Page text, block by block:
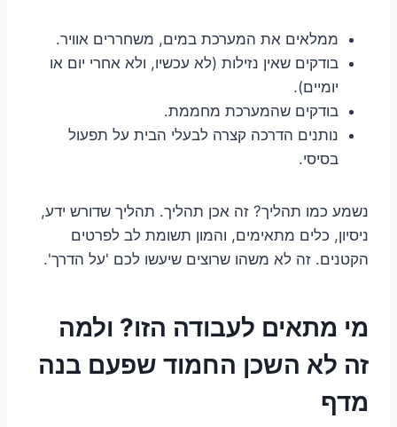
ממלאים את המערכת במים, משחררים אוויר.
בודקים שאין נזילות (לא עכשיו, ולא אחרי יום או
יומיים).
בודקים שהמערכת מחממת.
נותנים הדרכה קצרה לבעלי הבית על תפעול
בסיסי.
נשמע כמו תהליך? זה אכן תהליך. תהליך שדורש ידע,
ניסיון, כלים מתאימים, והמון תשומת לב לפרטים
הקטנים. זה לא משהו שרוצים שיעשו לכם 'על הדרך'.
מי מתאים לעבודה הזו? ולמה
זה לא השכן החמוד שפעם בנה
מדף